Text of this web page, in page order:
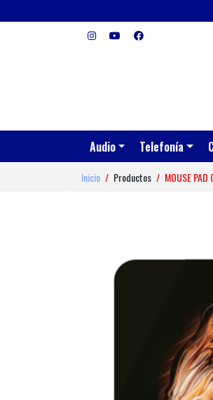
Audio Telefonía
Inicio Productos MOUSE PAD